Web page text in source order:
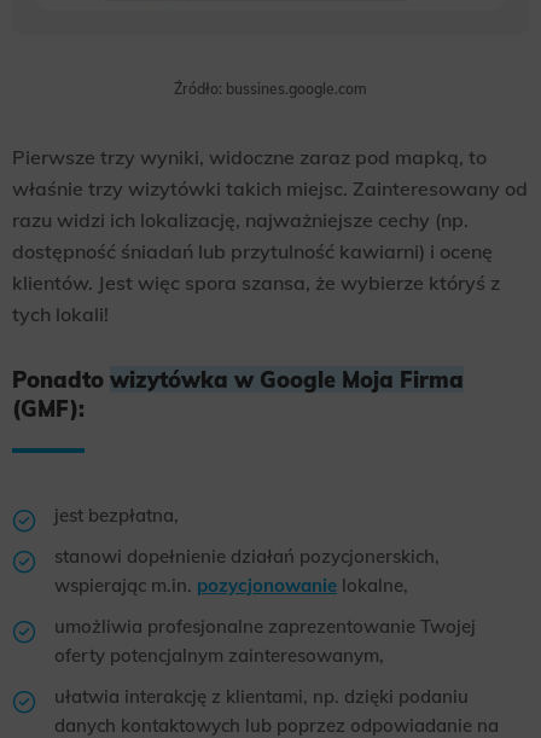
Źródło: bussines.google.com
Pierwsze trzy wyniki, widoczne zaraz pod mapką, to
właśnie trzy wizytówki takich miejsc. Zainteresowany od
razu widzi ich lokalizację, najważniejsze cechy (np.
dostępność śniadań lub przytulność kawiarni) i ocenę
klientów. Jest więc spora szansa, że wybierze któryś z
tych lokali!
Ponadto wizytówka w Google Moja Firma
(GMF):
jest bezpłatna,
stanowi dopełnienie działań pozycjonerskich,
wspierając m.in. pozycjonowanie lokalne,
umożliwia profesjonalne zaprezentowanie Twojej
oferty potencjalnym zainteresowanym,
ułatwia interakcję z klientami, np. dzięki podaniu
danych kontaktowych lub poprzez odpowiadanie na